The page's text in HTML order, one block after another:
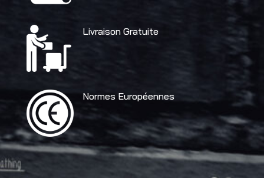
Livraison Gratuite
Normes Européennes